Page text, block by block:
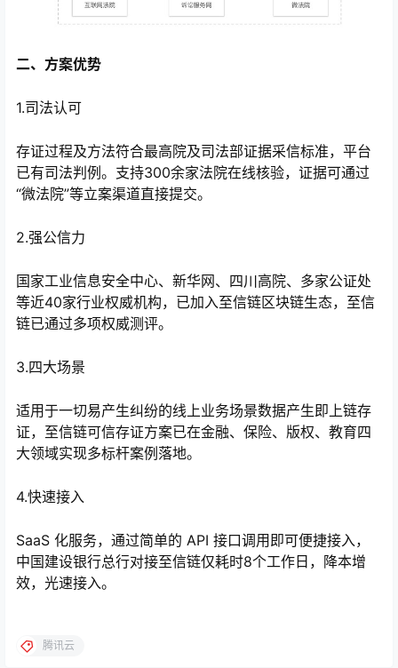
二、方案优势
1.司法认可
存证过程及方法符合最高院及司法部证据采信标准，平台
已有司法判例。支持300余家法院在线核验，证据可通过
“微法院”等立案渠道直接提交。
2.强公信力
国家工业信息安全中心、新华网、四川高院、多家公证处
等近40家行业权威机构，已加入至信链区块链生态，至信
链已通过多项权威测评。
3.四大场景
适用于一切易产生纠纷的线上业务场景数据产生即上链存
证，至信链可信存证方案已在金融、保险、版权、教育四
大领域实现多标杆案例落地。
4.快速接入
SaaS 化服务，通过简单的 API 接口调用即可便捷接入，
中国建设银行总行对接至信链仅耗时8个工作日，降本增
效，光速接入。
腾讯云